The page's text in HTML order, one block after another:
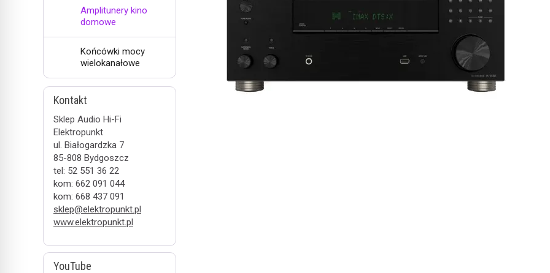
Amplitunery kino
domowe
Końcówki mocy
wielokanałowe
Kontakt
Sklep Audio Hi-Fi
Elektropunkt
ul. Białogardzka 7
85-808 Bydgoszcz
tel: 52 551 36 22
kom: 662 091 044
kom: 668 437 091
sklep@elektropunkt.pl
www.elektropunkt.pl
YouTube